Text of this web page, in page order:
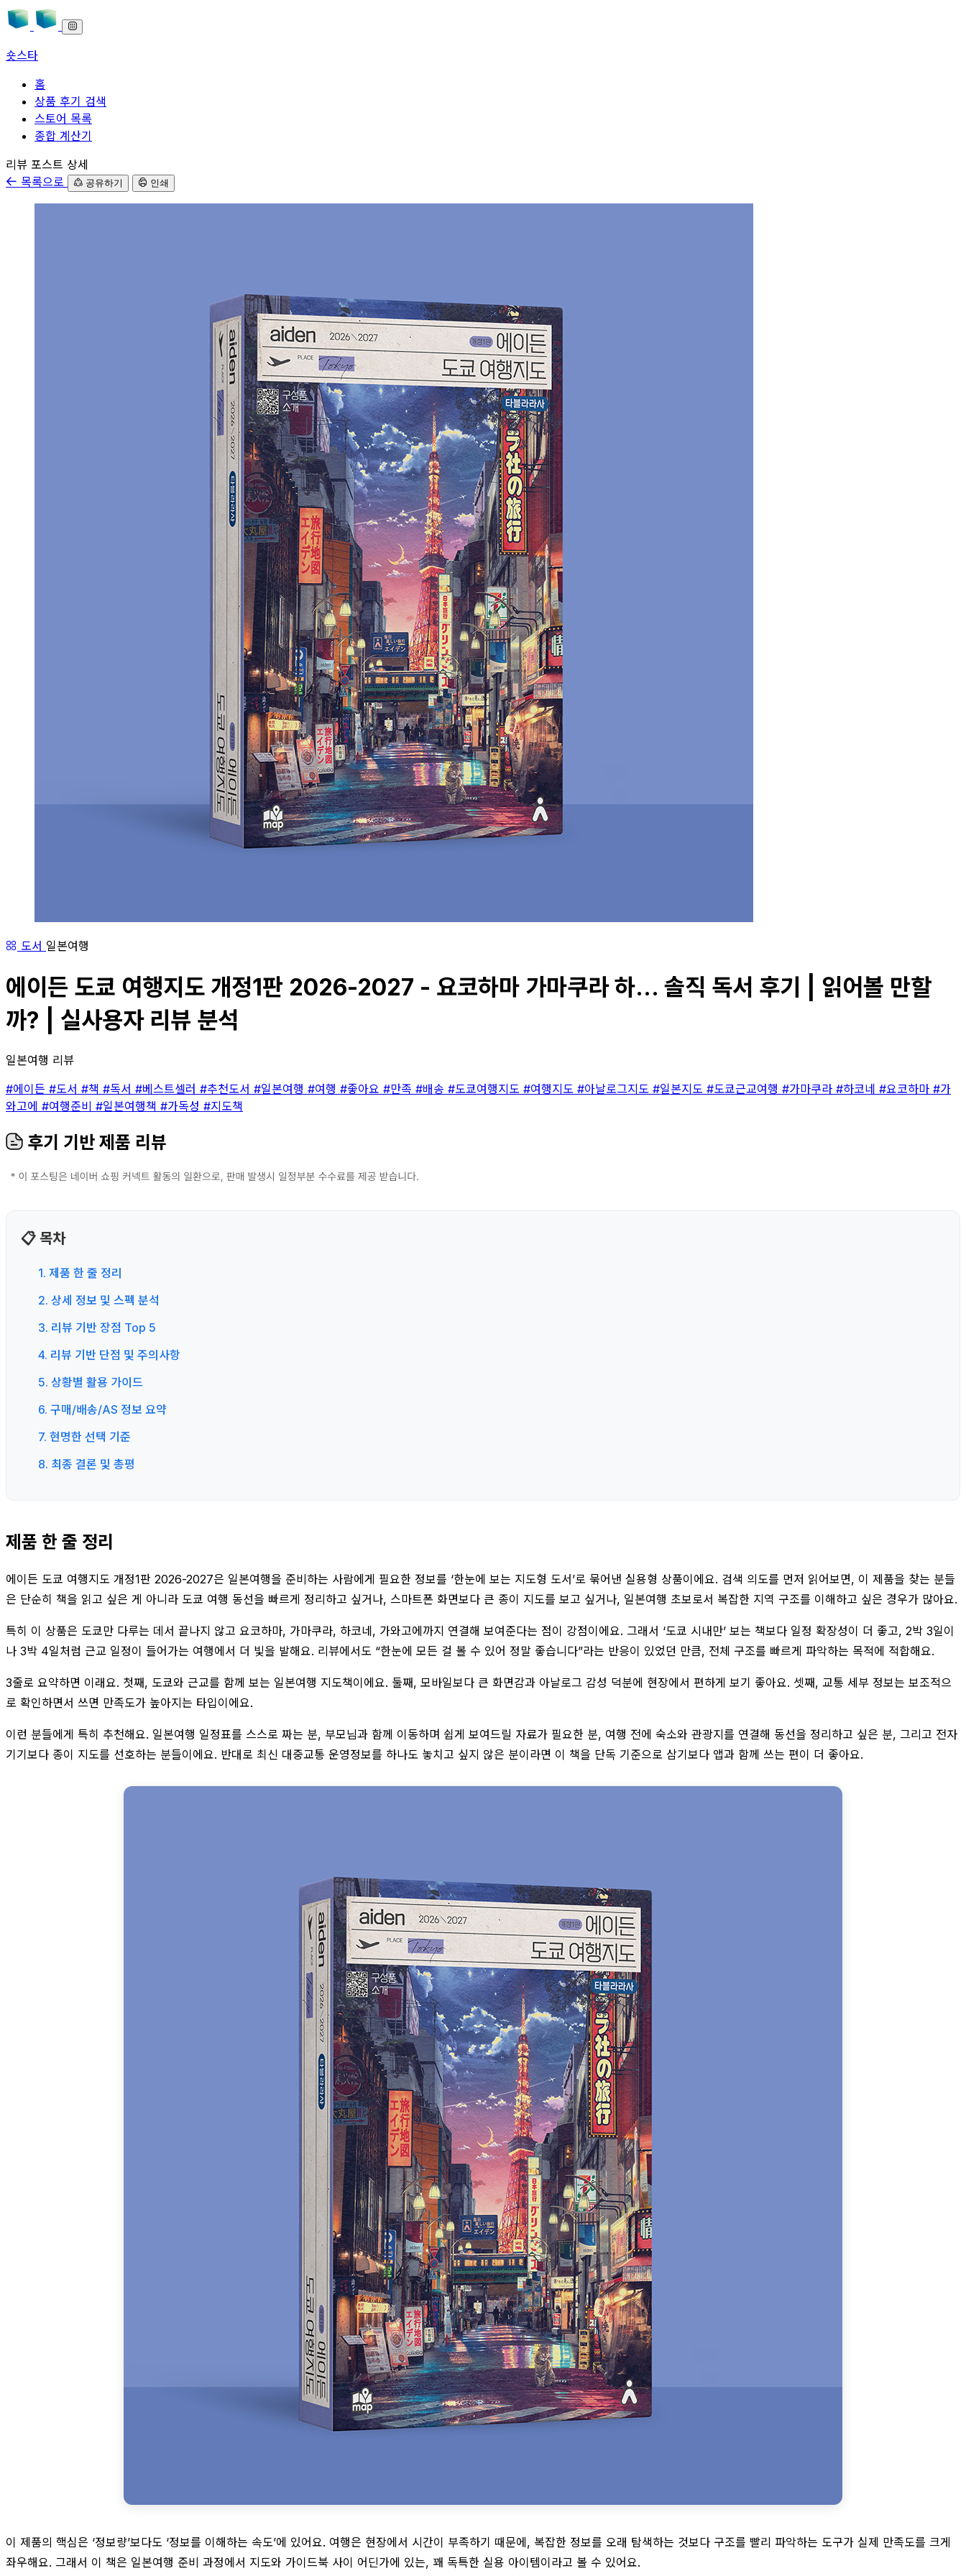
숏스타
홈
상품 후기 검색
스토어 목록
종합 계산기
본문으로 바로가기
리뷰 포스트 상세
목록으로
공유하기 인쇄
도서 일본여행
에이든 도쿄 여행지도 개정1판 2026-2027 - 요코하마 가마쿠라 하... 솔직 독서 후기 | 읽어볼 만할
까? | 실사용자 리뷰 분석
일본여행 리뷰
#에이든 #도서 #책 #독서 #베스트셀러 #추천도서 #일본여행 #여행 #좋아요 #만족 #배송 #도쿄여행지도 #여행지도 #아날로그지도 #일본지도 #도쿄근교여행 #가마쿠라 #하코네 #요코하마 #가
와고에 #여행준비 #일본여행책 #가독성 #지도책
후기 기반 제품 리뷰
📋 목차
1. 제품 한 줄 정리
2. 상세 정보 및 스펙 분석
3. 리뷰 기반 장점 Top 5
4. 리뷰 기반 단점 및 주의사항
5. 상황별 활용 가이드
6. 구매/배송/AS 정보 요약
7. 현명한 선택 기준
8. 최종 결론 및 총평
제품 한 줄 정리
에이든 도쿄 여행지도 개정1판 2026-2027은 일본여행을 준비하는 사람에게 필요한 정보를 ‘한눈에 보는 지도형 도서’로 묶어낸 실용형 상품이에요. 검색 의도를 먼저 읽어보면, 이 제품을 찾는 분들
은 단순히 책을 읽고 싶은 게 아니라 도쿄 여행 동선을 빠르게 정리하고 싶거나, 스마트폰 화면보다 큰 종이 지도를 보고 싶거나, 일본여행 초보로서 복잡한 지역 구조를 이해하고 싶은 경우가 많아요.
특히 이 상품은 도쿄만 다루는 데서 끝나지 않고 요코하마, 가마쿠라, 하코네, 가와고에까지 연결해 보여준다는 점이 강점이에요. 그래서 ‘도쿄 시내만’ 보는 책보다 일정 확장성이 더 좋고, 2박 3일이
나 3박 4일처럼 근교 일정이 들어가는 여행에서 더 빛을 발해요. 리뷰에서도 “한눈에 모든 걸 볼 수 있어 정말 좋습니다”라는 반응이 있었던 만큼, 전체 구조를 빠르게 파악하는 목적에 적합해요.
3줄로 요약하면 이래요. 첫째, 도쿄와 근교를 함께 보는 일본여행 지도책이에요. 둘째, 모바일보다 큰 화면감과 아날로그 감성 덕분에 현장에서 편하게 보기 좋아요. 셋째, 교통 세부 정보는 보조적으
로 확인하면서 쓰면 만족도가 높아지는 타입이에요.
이런 분들에게 특히 추천해요. 일본여행 일정표를 스스로 짜는 분, 부모님과 함께 이동하며 쉽게 보여드릴 자료가 필요한 분, 여행 전에 숙소와 관광지를 연결해 동선을 정리하고 싶은 분, 그리고 전자
기기보다 종이 지도를 선호하는 분들이에요. 반대로 최신 대중교통 운영정보를 하나도 놓치고 싶지 않은 분이라면 이 책을 단독 기준으로 삼기보다 앱과 함께 쓰는 편이 더 좋아요.
이 제품의 핵심은 ‘정보량’보다도 ‘정보를 이해하는 속도’에 있어요. 여행은 현장에서 시간이 부족하기 때문에, 복잡한 정보를 오래 탐색하는 것보다 구조를 빨리 파악하는 도구가 실제 만족도를 크게
좌우해요. 그래서 이 책은 일본여행 준비 과정에서 지도와 가이드북 사이 어딘가에 있는, 꽤 독특한 실용 아이템이라고 볼 수 있어요.